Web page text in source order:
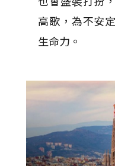
高歌，為不安
生命力。